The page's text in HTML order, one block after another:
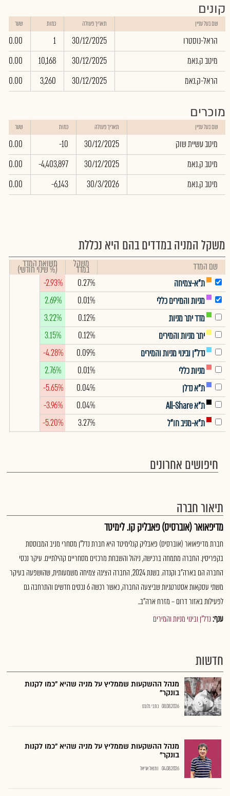
קונים
שם בעל עניין תאריך פעולה כמות שער
הראל-נוסטרו 30/12/2025
1
0.00
מיטב ק.נאמ
30/12/2025
10,168
0.00
הראל-ק.נאמ
30/12/2025
3,260
0.00
מוכרים
שם בעל עניין תאריך פעולה כמות שער
מיטב עשיית שוק 30/12/2025
-10
0.00
מיטב ק.נאמ
30/12/2025
-4,403,897
0.00
מיטב ק.נאמ
30/3/2026
-6,143
0.00
משקל המניה במדדים בהם היא נכללת
שם המדד משקל
במדד תשואת המדד
(% שינוי חודשי)
ת"א-צמיחה
0.27%
-2.93%
מניות והמירים כללי
0.01%
2.69%
מדד יתר מניות
0.12%
3.22%
יתר מניות והמירים
0.12%
3.15%
נדל"ן ובינוי מניות והמירים
0.09%
-4.28%
מניות כללי
0.01%
2.76%
ת"א נדלן
0.04%
-5.65%
ת"א All-Share
0.04%
-3.96%
ת"א-מניב חו"ל
3.27%
-5.20%
חיפושים אחרונים
תיאור חברה
מדיפאואר (אוברסיס) פאבליק קו. לימיטד
חברת מדיפאואר (אוברסיס) פאבליק קו.לימיטד היא חברת נדל"ן מסחרי מניב המבוססת
בקפריסין. החברה מתמחה ברכישה, ניהול והשבחת מרכזים מסחריים קהילתיים. עיקר נכסי
החברה הם בארה"ב וקנדה. בשנת 2024, החברה הציגה צמיחה משמעותית, שהושפעה בעיקר
משתי עסקאות אסטרטגיות שביצעה החברה, כאשר רכשה 6 נכסים חדשים והתרחבה גם
לפעילות באזור דרום – מזרח ארה"ב..
ענף:נדל"ן ובינוי מניות והמירים
חדשות
מנהל ההשקעות שממליץ על מניה שהיא "כמו לקנות
בונקר"
08.08.2026 כתבי גלובס
מנהל ההשקעות שממליץ על מניה שהיא "כמו לקנות
בונקר"
04.08.2026 נתנאל אריאל